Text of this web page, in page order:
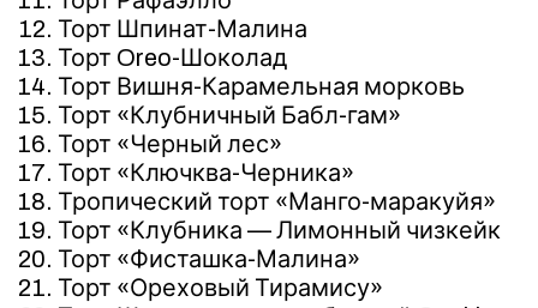
Торт Шпинат-Малина
Торт Oreo-Шоколад
Торт Вишня-Карамельная морковь
Торт «Клубничный Бабл-гам»
Торт «Черный лес»
Торт «Ключква-Черника»
Тропический торт «Манго-маракуйя»
Торт «Клубника — Лимонный чизкейк
Торт «Фисташка-Малина»
Торт «Ореховый Тирамису»